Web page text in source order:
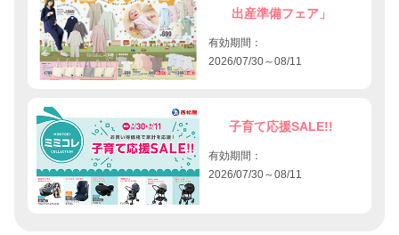
出産準備フェア」
有効期間：
2026/07/30～08/11
子育て応援SALE!!
有効期間：
2026/07/30～08/11